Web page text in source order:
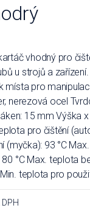
vhodný pro
u strojů a
místa pro
nerezová ocel
15 mm Výška
pro čištění
(myčka): 93 °C
°C Max. teplota
teplota pro